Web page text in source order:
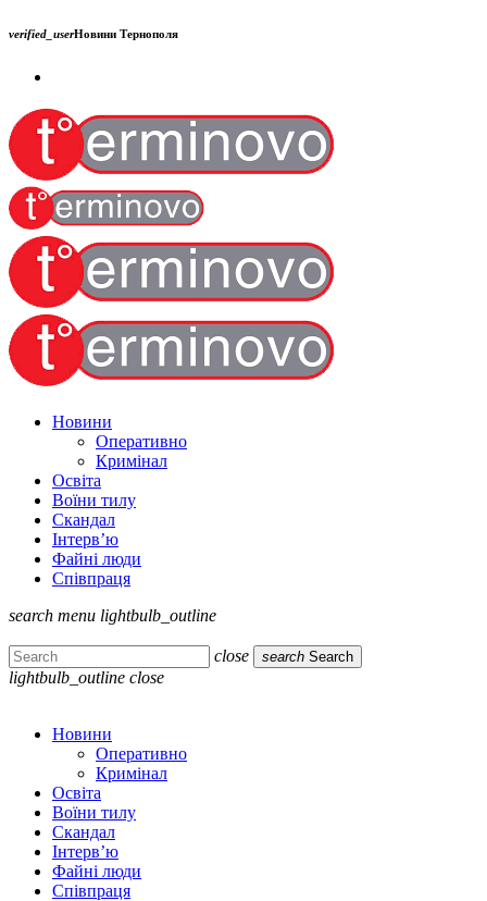
verified_userНовини Тернополя
Новини
Оперативно
Кримінал
Освіта
Воїни тилу
Скандал
Інтерв’ю
Файні люди
Співпраця
search menu lightbulb_outline
close search Search
lightbulb_outline close
Новини
Оперативно
Кримінал
Освіта
Воїни тилу
Скандал
Інтерв’ю
Файні люди
Співпраця